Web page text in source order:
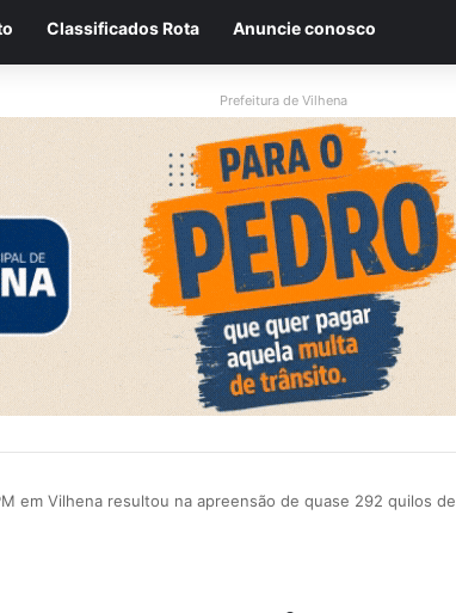
Classificados Rota Anuncie conosco
Prefeitura de Vilhena
em Vilhena resultou na apreensão de quase 292 quilos de